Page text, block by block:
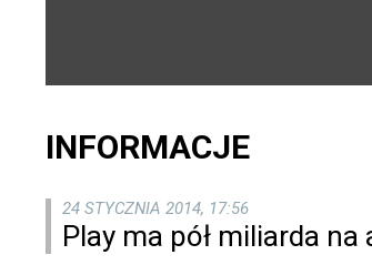
INFORMACJE
24 STYCZNIA 2014, 17:56
Play ma pół miliarda na